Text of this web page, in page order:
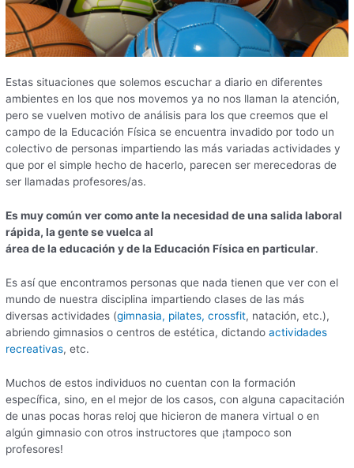
Estas situaciones que solemos escuchar a diario en diferentes
ambientes en los que nos movemos ya no nos llaman la atención,
pero se vuelven motivo de análisis para los que creemos que el
campo de la Educación Física se encuentra invadido por todo un
colectivo de personas impartiendo las más variadas actividades y
que por el simple hecho de hacerlo, parecen ser merecedoras de
ser llamadas profesores/as.
Es muy común ver como ante la necesidad de una salida laboral
rápida, la gente se vuelca al
área de la educación y de la Educación Física en particular.
Es así que encontramos personas que nada tienen que ver con el
mundo de nuestra disciplina impartiendo clases de las más
diversas actividades (gimnasia, pilates, crossfit, natación, etc.),
abriendo gimnasios o centros de estética, dictandoactividades
recreativas, etc.
Muchos de estos individuos no cuentan con la formación
específica, sino, en el mejor de los casos, con alguna capacitación
de unas pocas horas reloj que hicieron de manera virtual o en
algún gimnasio con otros instructores que ¡tampoco son
profesores!